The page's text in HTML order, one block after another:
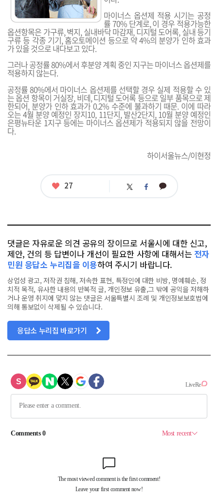
마이너스 옵션제 적용 시기는 공정
률 70% 단계로, 이 경우 적용가능한
옵션항목은 가구류, 벽지, 실내바닥 마감재, 디지털 도어록, 실내 등기
구류 등 각종 기기, 홈오토메이션 등으로 약 4%의 분양가 인하 효과
가 있을 것으로 내다보고 있다.
그러나 공정률 80%에서 후분양 계획 중인 지구는 마이너스 옵션제를
적용하지 않는다.
공정률 80%에서 마이너스 옵션제를 선택할 경우 실제 적용할 수 있
는 옵션 항목이 거실장, 비데, 디지털 도어록 등으로 일부 품목으로 제
한되어, 분양가 인하 효과가 0.2% 수준에 불과하기 때문. 이에 따라
오는 4월 분양 예정인 장지10, 11단지, 발산2단지, 10월 분양 예정인
은평뉴타운 1지구 등에는 마이너스 옵션제가 적용되지 않을 전망이
다.
하이서울뉴스/이현정
좋
27 트 페 카
댓글은 자유로운 의견 공유의 장이므로 서울시에 대한 신고,
제안, 건의 등 답변이나 개선이 필요한 사항에 대해서는 전자
민원 응답소 누리집을 이용하여 주시기 바랍니다.
상업성 광고, 저작권 침해, 저속한 표현, 특정인에 대한 비방, 명예훼손, 정
치적 목적, 유사한 내용의 반복적 글, 개인정보 유출,그 밖에 공익을 저해하
거나 운영 취지에 맞지 않는 댓글은 서울특별시 조례 및 개인정보보호법에
의해 통보없이 삭제될 수 있습니다.
응답소 누리집 바로가기